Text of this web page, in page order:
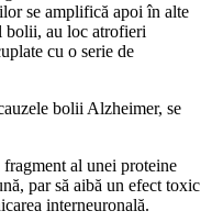
se amplifică apoi în alte
bolii, au loc atrofieri
cu o serie de
bolii Alzheimer, se
fragment al unei proteine
par să aibă un efect toxic
interneuronală.